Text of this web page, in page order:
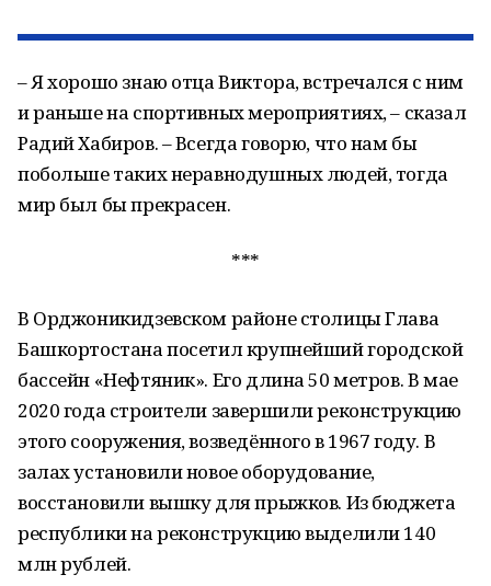
– Я хорошо знаю отца Виктора, встречался с ним
и раньше на спортивных мероприятиях, – сказал
Радий Хабиров. – Всегда говорю, что нам бы
побольше таких неравнодушных людей, тогда
мир был бы прекрасен.
***
В Орджоникидзевском районе столицы Глава
Башкортостана посетил крупнейший городской
бассейн «Нефтяник». Его длина 50 метров. В мае
2020 года строители завершили реконструкцию
этого сооружения, возведённого в 1967 году. В
залах установили новое оборудование,
восстановили вышку для прыжков. Из бюджета
республики на реконструкцию выделили 140
млн рублей.